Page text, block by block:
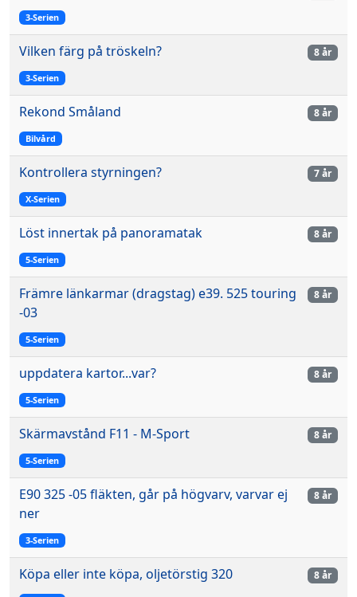
3-Serien
Vilken färg på tröskeln?
3-Serien
8 år
Rekond Småland
Bilvård
8 år
Kontrollera styrningen?
X-Serien
7 år
Löst innertak på panoramatak
5-Serien
8 år
Främre länkarmar (dragstag) e39. 525 touring
-03
5-Serien
8 år
uppdatera kartor...var?
5-Serien
8 år
Skärmavstånd F11 - M-Sport
5-Serien
8 år
E90 325 -05 fläkten, går på högvarv, varvar ej
ner
3-Serien
8 år
Köpa eller inte köpa, oljetörstig 320 8 år